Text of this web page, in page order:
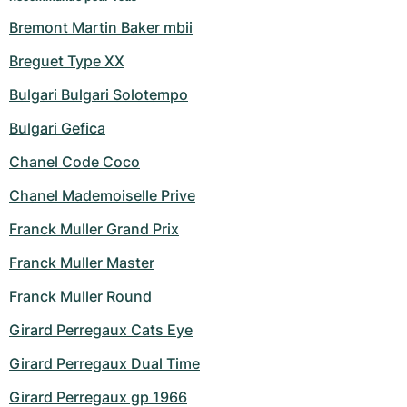
Bremont Martin Baker mbii
Breguet Type XX
Bulgari Bulgari Solotempo
Bulgari Gefica
Chanel Code Coco
Chanel Mademoiselle Prive
Franck Muller Grand Prix
Franck Muller Master
Franck Muller Round
Girard Perregaux Cats Eye
Girard Perregaux Dual Time
Girard Perregaux gp 1966